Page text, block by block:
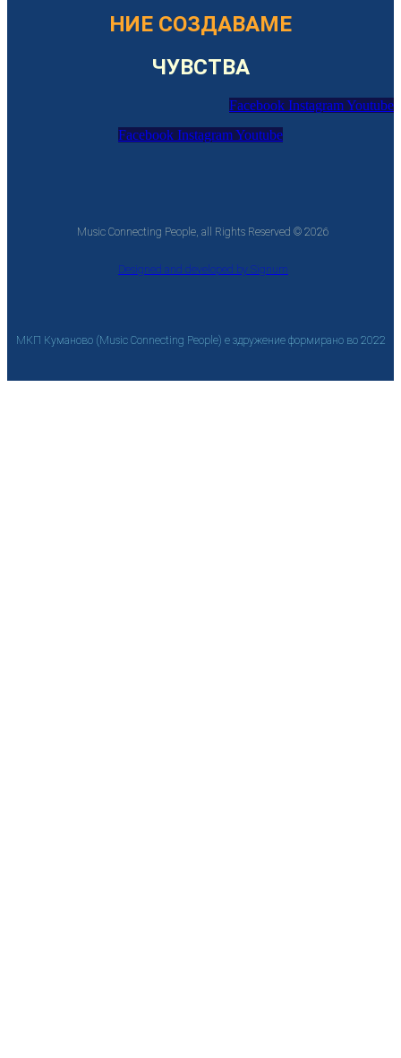
НИЕ СОЗДАВАМЕ
ЧУВСТВА
Facebook InstagramYoutube
Facebook InstagramYoutube
Music Connecting People, all Rights Reserved © 2026
Designed and developed by Signum
МКП Куманово (Music Connecting People) е здружение формирано во 2022